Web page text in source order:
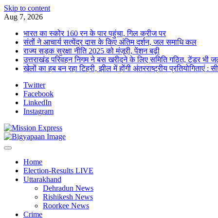
Skip to content
Aug 7, 2026
भारत का स्कोर 160 रन के पार पहुंचा, गिल क्रीज पर
संतों ने आचार्य सत्येंद्र दास के किए अंतिम दर्शन, जल समाधि कल
राज्य सड़क सुरक्षा नीति 2025 को मंजूरी, पेंशन बढ़ी
उत्तराखंड परिवहन निगम ने बस खरीदने के लिए समिति गठित, टेंडर भी
खेलों का हब बन रहा टिहरी, झील में होंगी अंतरराष्ट्रीय प्रतियोगिताएं :
Twitter
Facebook
LinkedIn
Instagram
Home
Election-Results LIVE
Uttarakhand
Dehradun News
Rishikesh News
Roorkee News
Crime